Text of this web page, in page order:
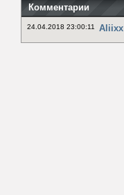
Комментарии
24.04.2018 23:00:11 Aliixx